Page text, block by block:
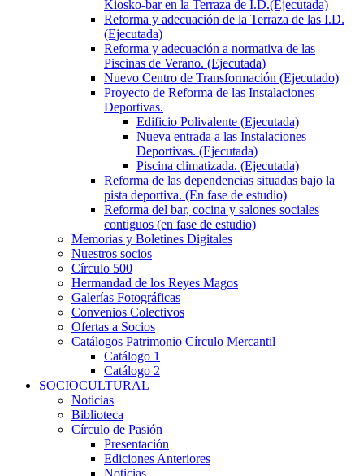
Kiosko-bar en la Terraza de I.D.(Ejecutada)
Reforma y adecuación de la Terraza de las I.D.
(Ejecutada)
Reforma y adecuación a normativa de las
Piscinas de Verano. (Ejecutada)
Nuevo Centro de Transformación (Ejecutado)
Proyecto de Reforma de las Instalaciones
Deportivas.
Edificio Polivalente (Ejecutada)
Nueva entrada a las Instalaciones
Deportivas. (Ejecutada)
Piscina climatizada. (Ejecutada)
Reforma de las dependencias situadas bajo la
pista deportiva. (En fase de estudio)
Reforma del bar, cocina y salones sociales
contiguos (en fase de estudio)
Memorias y Boletines Digitales
Nuestros socios
Círculo 500
Hermandad de los Reyes Magos
Galerías Fotográficas
Convenios Colectivos
Ofertas a Socios
Catálogos Patrimonio Círculo Mercantil
Catálogo 1
Catálogo 2
SOCIOCULTURAL
Noticias
Biblioteca
Círculo de Pasión
Presentación
Ediciones Anteriores
Noticias